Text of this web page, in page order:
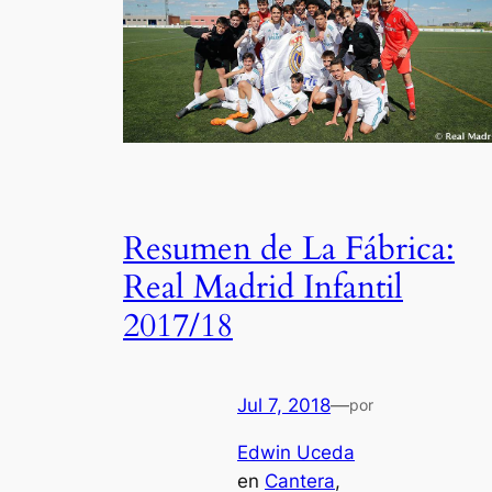
Resumen de La Fábrica:
Real Madrid Infantil
2017/18
Jul 7, 2018—por
Edwin Uceda
en Cantera